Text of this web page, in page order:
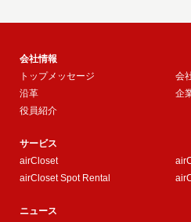
会社情報
トップメッセージ
会
沿革
企
役員紹介
サービス
airCloset
airCloset Spot Rental
ニュース